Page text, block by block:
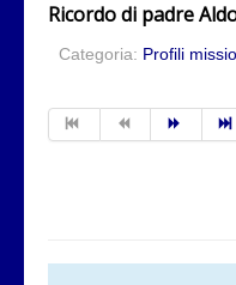
Ricordo di padre
Categoria: Profili